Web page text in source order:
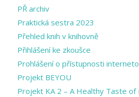
PŘ archiv
Praktická sestra 2023
Přehled knih v knihovně
Přihlášení ke zkoušce
Prohlášení o přístupnosti
Projekt BEYOU
Projekt KA 2 – A Healthy Taste of